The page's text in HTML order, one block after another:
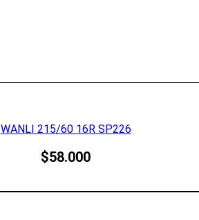
WANLI 215/60 16R SP226
$58.000